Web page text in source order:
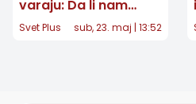
varaju: Da li nam
telefon prisluškuje
Svet Plus sub, 23. maj | 13:52